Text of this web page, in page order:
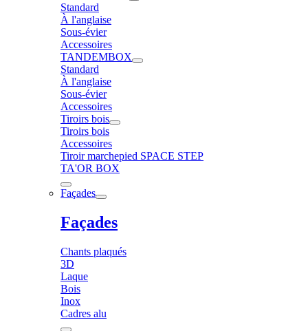
Standard
À l'anglaise
Sous-évier
Accessoires
TANDEMBOX
Standard
À l'anglaise
Sous-évier
Accessoires
Tiroirs bois
Tiroirs bois
Accessoires
Tiroir marchepied SPACE STEP
TA'OR BOX
Façades
Façades
Chants plaqués
3D
Laque
Bois
Inox
Cadres alu